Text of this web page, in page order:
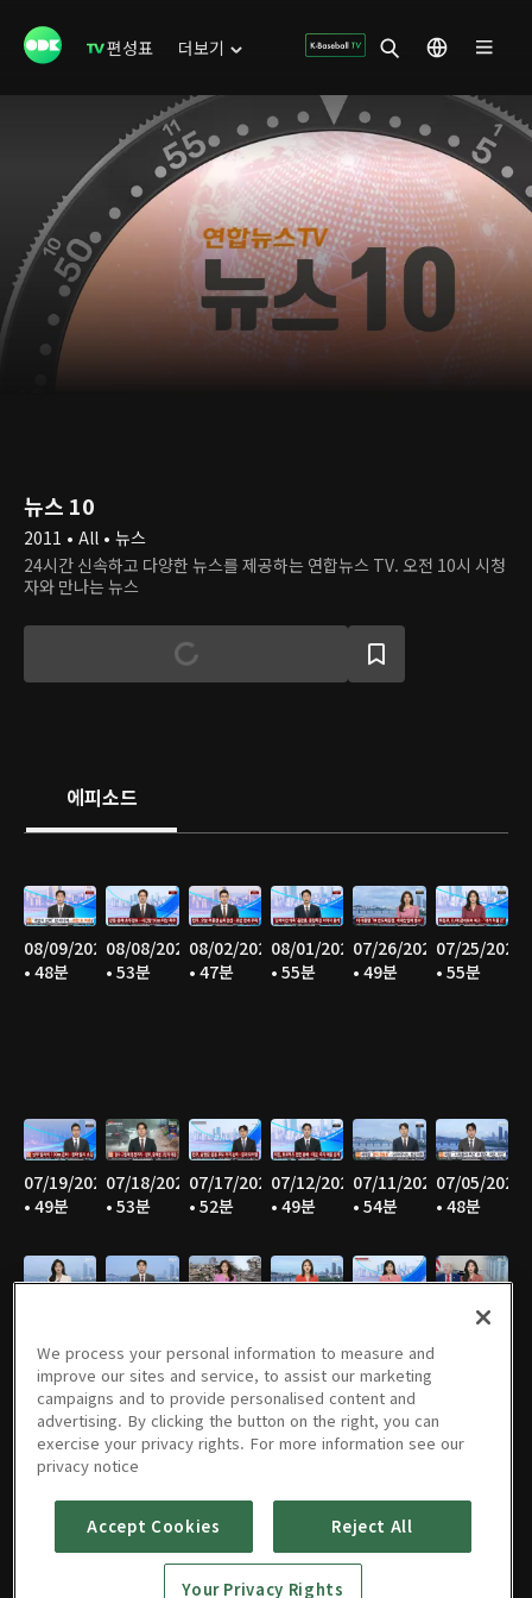
편성표 더보기
뉴스 10
2011 • All • 뉴스
24시간 신속하고 다양한 뉴스를 제공하는 연합뉴스 TV. 오전 10시 시청
자와 만나는 뉴스
에피소드
08/09/2026
• 48분
08/08/2026
• 53분
08/02/2026
• 47분
08/01/2026
• 55분
07/26/2026
• 49분
07/25/2026
• 55분
07/19/2026
• 49분
07/18/2026
• 53분
07/17/2026
• 52분
07/12/2026
• 49분
07/11/2026
• 54분
07/05/2026
• 48분
• 53분
• 47분
06/14/2026
06/13/2026
• 55분
06/07/2026
• 47분
06/06/202605/31/202605/30/202605/25/2026
05/23/202605/17/202605/16/2026
We process your personal information to measure and
improve our sites and service, to assist our marketing
campaigns and to provide personalised content and
advertising. By clicking the button on the right, you can
exercise your privacy rights. For more information see our
privacy notice
Accept Cookies Reject All
Your Privacy Rights